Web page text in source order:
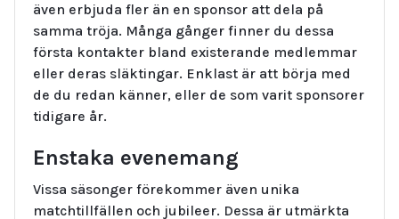
även erbjuda fler än en sponsor att dela på
samma tröja. Många gånger finner du dessa
första kontakter bland existerande medlemmar
eller deras släktingar. Enklast är att börja med
de du redan känner, eller de som varit sponsorer
tidigare år.
Enstaka evenemang
Vissa säsonger förekommer även unika
matchtillfällen och jubileer. Dessa är utmärkta